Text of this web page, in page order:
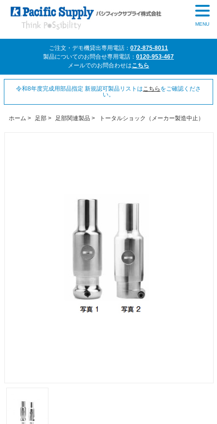
MENU
ご注文・デモ機貸出専用電話： 072-875-8011
製品についてのお問合せ専用電話： 0120-953-467
メールでのお問合わせはこちら
令和8年度完成用部品指定 新規認可製品リストはこちら をご確認くださ
い。
ホーム > 足部 > 足部関連製品 > トータルショック（メーカー製造中止）